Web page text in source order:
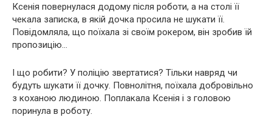
Ксенія повернулася додому після роботи, а на столі її
чекала записка, в якій дочка просила не шукати її.
Повідомляла, що поїхала зі своїм рокером, він зробив їй
пропозицію…
І що робити? У поліцію звертатися? Тільки навряд чи
будуть шукати її дочку. Повнолітня, поїхала добровільно
з коханою людиною. Поплакала Ксенія і з головою
поринула в роботу.